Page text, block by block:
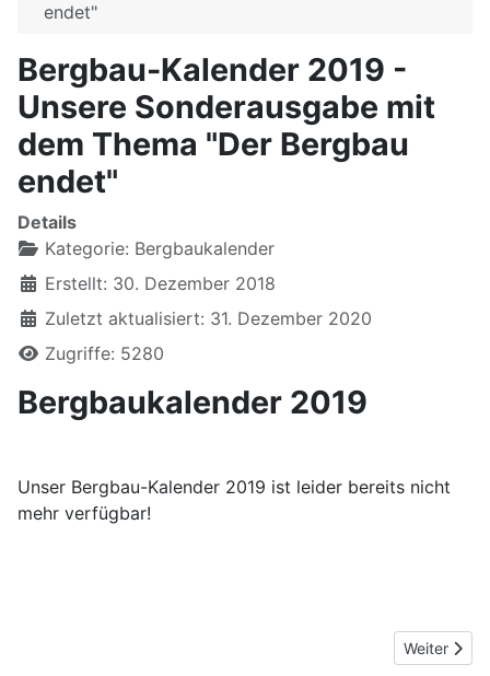
endet"
Bergbau-Kalender 2019 -
Unsere Sonderausgabe mit
dem Thema "Der Bergbau
endet"
Details
Kategorie: Bergbaukalender
Erstellt: 30. Dezember 2018
Zuletzt aktualisiert: 31. Dezember 2020
Zugriffe: 5280
Bergbaukalender 2019
Unser Bergbau-Kalender 2019 ist leider bereits nicht
mehr verfügbar!
Nächster
Weiter